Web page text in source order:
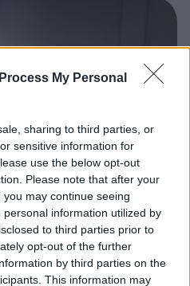
My Personal
sharing to third parties, or
sensitive information for
use the below opt-out
Please note that after your
may continue seeing
information utilized by
to third parties prior to
opt-out of the further
by third parties on the
This information may